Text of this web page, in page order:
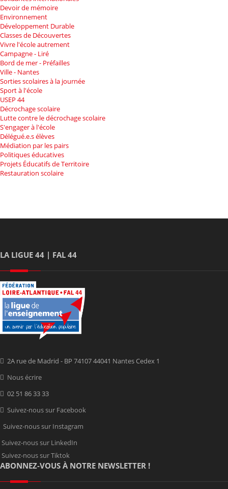
Devoir de mémoire
Environnement
Développement Durable
Classes de Découvertes
Vivre l'école autrement
Campagne - Liré
Bord de mer - Préfailles
Ville - Nantes
Sorties scolaires à la journée
Sport à l'école
USEP 44
Décrochage scolaire
Lutte contre le décrochage scolaire
S'engager à l'école
Délégué.e.s élèves
Médiation par les pairs
Politiques éducatives
Projets Éducatifs de Territoire
Restauration scolaire
LA LIGUE 44 | FAL 44
2A rue de Madrid - BP 74107 44041 Nantes Cedex 1
Nous écrire
02 51 86 33 33
Suivez-nous sur Facebook
Suivez-nous sur Instagram
Suivez-nous sur LinkedIn
Suivez-nous sur Tiktok
ABONNEZ-VOUS À NOTRE NEWSLETTER !